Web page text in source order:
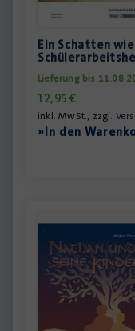
Ein Schatten
Lieferung bis
12,95€
inkl. MwSt., zzgl.
»In den